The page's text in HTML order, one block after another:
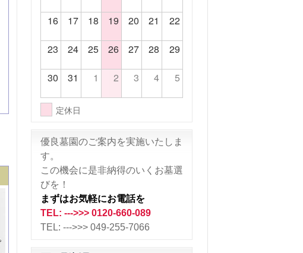
16 17 18 19 20 21 22
23 24 25 26 27 28 29
30 31 1 2 3 4 5
定休日
優良墓園のご案内を実施いたしま
す。
この機会に是非納得のいくお墓選
びを！
まずはお気軽にお電話を
TEL: --->>> 0120-660-089
TEL: --->>> 049-255-7066